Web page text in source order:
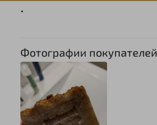
.
Фотографии покупателей